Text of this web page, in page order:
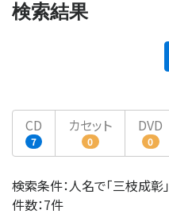
検索結果
CD
7
カセット
0
DVD
0
検索条件：人名で「三枝成彰」
件数：7件